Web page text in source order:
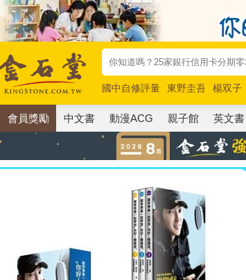
國中自修評量 東野圭吾 楊双子
唯紅花綻放
奧德賽 路邊攤新作
會員獎勵 中文書 動漫ACG 親子館 英文書